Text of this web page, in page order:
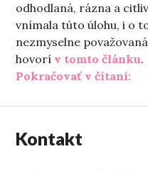
odhodlaná, rázna a
vnímala túto úlohu, i o
nezmyselne
hovorí v tomto článku.
Pokračovať v čítaní:
Kontakt